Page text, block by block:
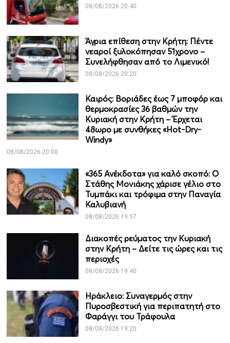
08/08/2026 20:40
Άγρια επίθεση στην Κρήτη: Πέντε
νεαροί ξυλοκόπησαν 51χρονο –
Συνελήφθησαν από το Λιμενικό!
08/08/2026 20:20
Καιρός: Βοριάδες έως 7 μποφόρ και
θερμοκρασίες 36 βαθμών την
Κυριακή στην Κρήτη – Έρχεται
48ωρο με συνθήκες «Hot-Dry-
Windy»
08/08/2026 20:00
«365 Ανέκδοτα» για καλό σκοπό: Ο
Στάθης Μονιάκης χάρισε γέλιο στο
Τυμπάκι και τρόφιμα στην Παναγία
Καλυβιανή
08/08/2026 19:57
Διακοπές ρεύματος την Κυριακή
στην Κρήτη – Δείτε τις ώρες και τις
περιοχές
08/08/2026 19:40
Ηράκλειο: Συναγερμός στην
Πυροσβεστική για περιπατητή στο
Φαράγγι του Τράφουλα
08/08/2026 19:20